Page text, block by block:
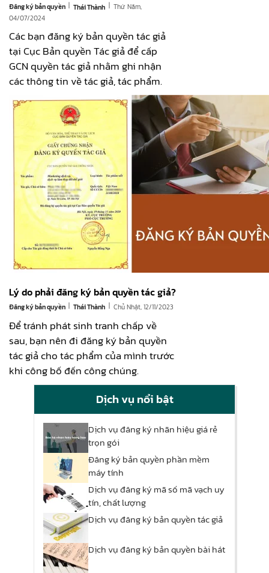
Đăng ký bản quyền | Thái Thành | Thứ Năm,
04/07/2024
Các bạn đăng ký bản quyền tác giả
tại Cục Bản quyền Tác giả để cấp
GCN quyền tác giả nhằm ghi nhận
các thông tin về tác giả, tác phẩm.
Lý do phải đăng ký bản quyền tác giả?
Đăng ký bản quyền | Thái Thành | Chủ Nhật, 12/11/2023
Để tránh phát sinh tranh chấp về
sau, bạn nên đi đăng ký bản quyền
tác giả cho tác phẩm của mình trước
khi công bố đến công chúng.
Dịch vụ nổi bật
Dịch vụ đăng ký nhãn hiệu giá rẻ
trọn gói
Đăng ký bản quyền phần mềm
máy tính
Dịch vụ đăng ký mã số mã vạch uy
tín, chất lượng
Dịch vụ đăng ký bản quyền tác giả
Dịch vụ đăng ký bản quyền bài hát